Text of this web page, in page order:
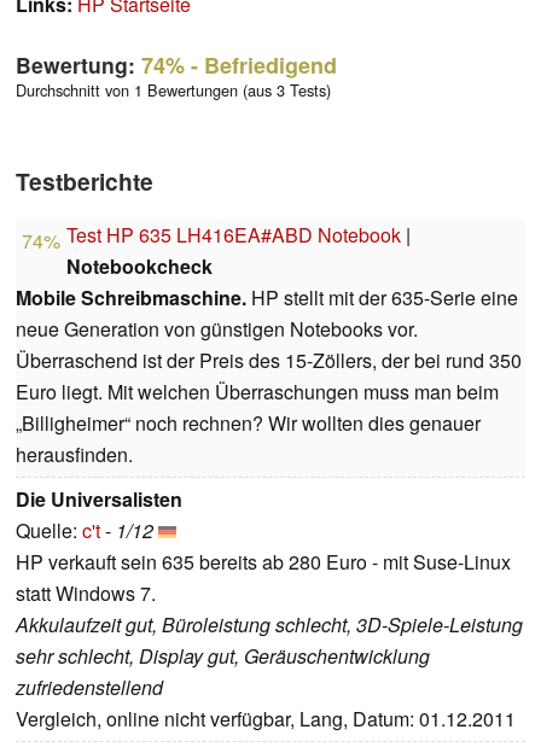
Bewertung: 74%- Befriedigend
Durchschnitt von 1 Bewertungen (aus 3 Tests)
Testberichte
74% Test HP 635 LH416EA#ABD Notebook |
Notebookcheck
Mobile Schreibmaschine. HP stellt mit der 635-Serie eine
neue Generation von günstigen Notebooks vor.
Überraschend ist der Preis des 15-Zöllers, der bei rund 350
Euro liegt. Mit welchen Überraschungen muss man beim
„Billigheimer“ noch rechnen? Wir wollten dies genauer
herausfinden.
Die Universalisten
Quelle: c't- 1/12
HP verkauft sein 635 bereits ab 280 Euro - mit Suse-Linux
statt Windows 7.
Akkulaufzeit gut, Büroleistung schlecht, 3D-Spiele-Leistung
sehr schlecht, Display gut, Geräuschentwicklung
zufriedenstellend
Vergleich, online nicht verfügbar, Lang, Datum: 01.12.2011